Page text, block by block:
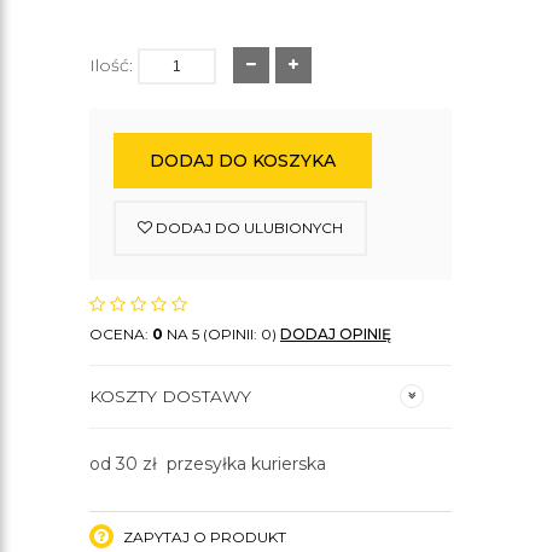
Ilość:
DODAJ DO KOSZYKA
DODAJ DO ULUBIONYCH
OCENA: 0 NA 5 (OPINII: 0) DODAJ OPINIĘ
KOSZTY DOSTAWY
od 30 zł przesyłka kurierska
ZAPYTAJ O PRODUKT